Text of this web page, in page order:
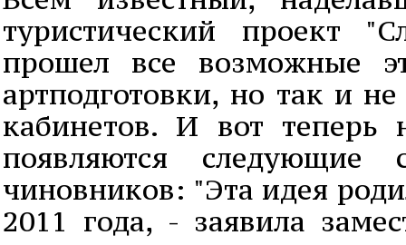
туристический проект
прошел все возможные
артподготовки, но так и
кабинетов. И вот теперь
появляются следующие
чиновников: "Эта идея
2011 года, - заявила